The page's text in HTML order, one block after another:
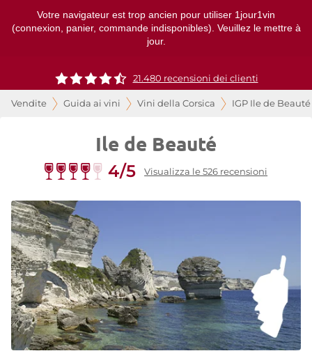
Votre navigateur est trop ancien pour utiliser 1jour1vin
(connexion, panier, commande indisponibles). Veuillez le mettre à
jour.
21.480 recensioni dei clienti
Vendite Guida ai vini Vini della Corsica IGP Ile de Beauté
Ile de Beauté
4/5 Visualizza le 526 recensioni